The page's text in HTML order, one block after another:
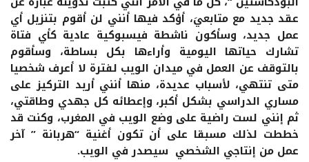
عقد جديد مع متابعيَ، أؤكد فيها أنني لن أقوم بتنزيل أي
عمل جديد، وسأكون ناشطة فيسبوكية عادية كأي فتاة
تشارك حياتها اليومية وأراءها بكل بساطة، وسأقوم
بالتوقف عن العمل في ميدان الويب لفترة لا أعرف شخصيا
متى تنتهي، لأسباب عديدة، منها أنني أريد التركيز على
مساري الدراسي بشكل أكبر، وإعطائه كل جهدي وطاقتي،
ثم إنني لست راضية على وضع الويب في المغرب، وكنت قد
خططت لذلك مسبقا على أن تكون أغنية “هربانة ” آخر
عمل من إنتاجي الشخصي سيصدر في الويب.